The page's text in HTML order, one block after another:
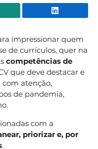
WhatsApp
impressionar quem
de currículos, quer na
competências de
que deve destacar e
atenção,
de pandemia,
com a
priorizar e, por
.